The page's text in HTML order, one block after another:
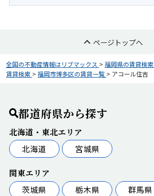
ページトップへ
全国の不動産情報はリブマックス > 福岡県の賃貸検索
賃貸検索 > 福岡市博多区の賃貸一覧 > アコール住吉
都道府県から探す
北海道・東北エリア
北海道
宮城県
関東エリア
茨城県
栃木県 群馬県